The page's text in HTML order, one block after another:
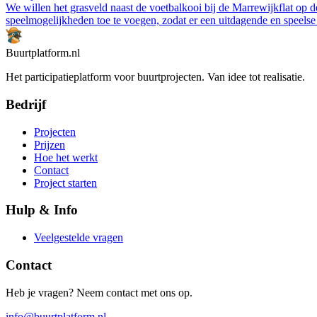
We willen het grasveld naast de voetbalkooi bij de Marrewijkflat op
speelmogelijkheden toe te voegen, zodat er een uitdagende en
Buurtplatform.nl
Het participatieplatform voor buurtprojecten. Van idee tot realisatie.
Bedrijf
Projecten
Prijzen
Hoe het werkt
Contact
Project starten
Hulp & Info
Veelgestelde vragen
Contact
Heb je vragen? Neem contact met ons op.